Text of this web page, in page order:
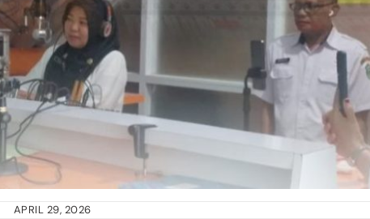
APRIL 29, 2026